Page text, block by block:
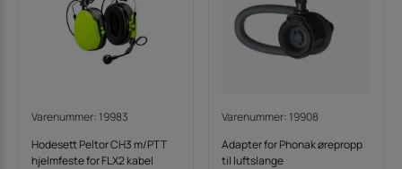
Varenummer: 19983
Hodesett Peltor CH3 m/PTT
hjelmfeste for FLX2 kabel
Varenummer: 19908
Adapter for Phonak ørepropp
til luftslange